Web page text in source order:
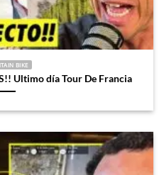
BIKE
Ultimo día Tour De Francia